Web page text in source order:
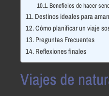
Beneficios de hacer
Destinos ideales para
Cómo planificar un viaje
Preguntas Frecuentes
Reflexiones finales
Viajes de